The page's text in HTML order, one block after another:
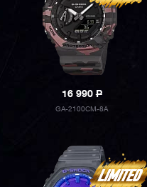
16 990P
GA-2100CM-8A